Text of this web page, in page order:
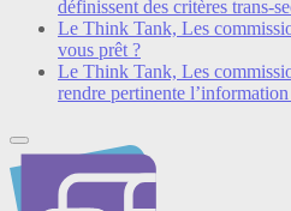
définissent des critères trans-
Le Think Tank, Les
vous prêt ?
Le Think Tank, Les
rendre pertinente